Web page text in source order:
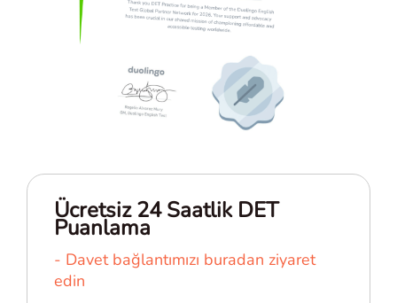
Ücretsiz 24 Saatlik DET
Puanlama
- Davet bağlantımızı buradan ziyaret
edin